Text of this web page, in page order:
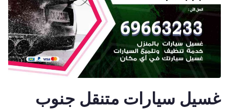
غسيل سيارات متنقل جنوب